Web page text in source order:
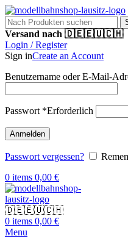
Versand nach 🇩🇪🇪🇺🇨🇭
Login / Register
Sign inCreate an Account
Benutzername oder E-Mail-
Passwort *Erforderlich
Anmelden
Passwort vergessen?
0 items 0,00 €
🇩🇪🇪🇺🇨🇭
0 items 0,00 €
Menu